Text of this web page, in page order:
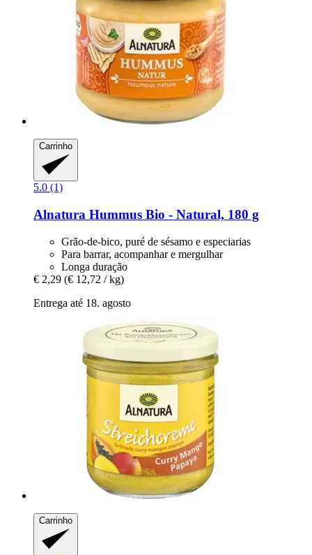
Carrinho
5.0 (1)
Alnatura Hummus Bio -​ Natural, 180 g
Grão-de-bico, puré de sésamo e especiarias
Para barrar, acompanhar e mergulhar
Longa duração
€ 2,29 (€ 12,72 / kg)
Entrega até 18. agosto
Carrinho